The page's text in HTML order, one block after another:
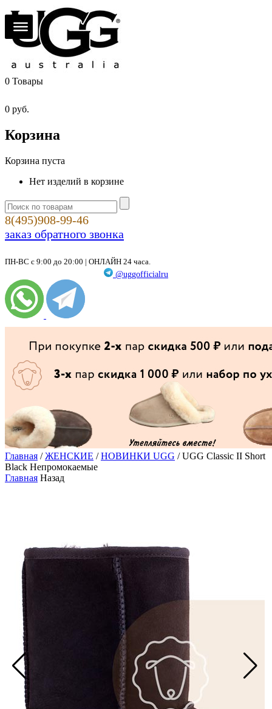
0 Товары
0 руб.
Корзина
Корзина пуста
Нет изделий в корзине
8(495)908-99-46
заказ обратного звонка
ПН-ВС с 9:00 до 20:00 | ОНЛАЙН 24 часа.
@uggofficialru
Главная /ЖЕНСКИЕ /НОВИНКИ UGG / UGG Classic II Short
Black Непромокаемые
Главная Назад